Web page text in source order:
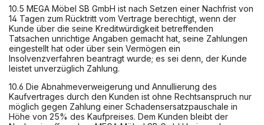
10.5 MEGA Möbel SB GmbH ist nach Setzen einer Nachfrist von
14 Tagen zum Rücktritt vom Vertrage berechtigt, wenn der
Kunde über die seine Kreditwürdigkeit betreffenden
Tatsachen unrichtige Angaben gemacht hat, seine Zahlungen
eingestellt hat oder über sein Vermögen ein
Insolvenzverfahren beantragt wurde; es sei denn, der Kunde
leistet unverzüglich Zahlung.
10.6 Die Abnahmeverweigerung und Annullierung des
Kaufvertrages durch den Kunden ist ohne Rechtsanspruch nur
möglich gegen Zahlung einer Schadensersatzpauschale in
Höhe von 25% des Kaufpreises. Dem Kunden bleibt der